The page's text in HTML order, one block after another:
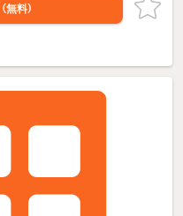
（無料）